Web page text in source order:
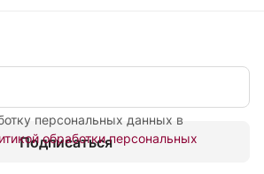
персональных данных в
обработки персональных
Подписаться